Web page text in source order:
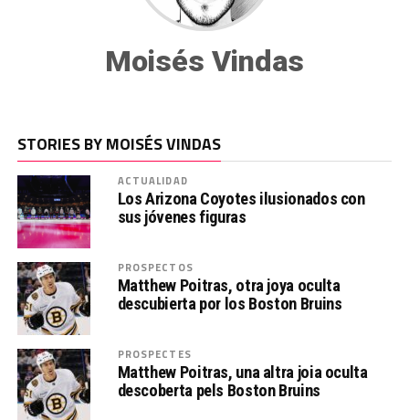
Moisés Vindas
STORIES BY MOISÉS VINDAS
ACTUALIDAD
Los Arizona Coyotes ilusionados con
sus jóvenes figuras
PROSPECTOS
Matthew Poitras, otra joya oculta
descubierta por los Boston Bruins
PROSPECTES
Matthew Poitras, una altra joia oculta
descoberta pels Boston Bruins